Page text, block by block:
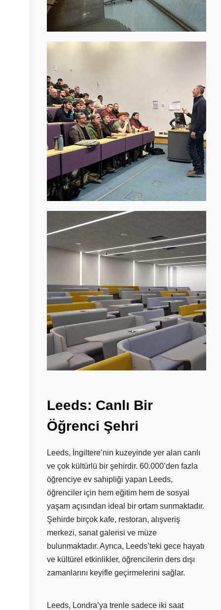
Leeds: Canlı Bir
Öğrenci Şehri
Leeds, İngiltere’nin kuzeyinde yer alan canlı
ve çok kültürlü bir şehirdir. 60.000’den fazla
öğrenciye ev sahipliği yapan Leeds,
öğrenciler için hem eğitim hem de sosyal
yaşam açısından ideal bir ortam sunmaktadır.
Şehirde birçok kafe, restoran, alışveriş
merkezi, sanat galerisi ve müze
bulunmaktadır. Ayrıca, Leeds’teki gece hayatı
ve kültürel etkinlikler, öğrencilerin ders dışı
zamanlarını keyifle geçirmelerini sağlar.
Leeds, Londra’ya trenle sadece iki saat